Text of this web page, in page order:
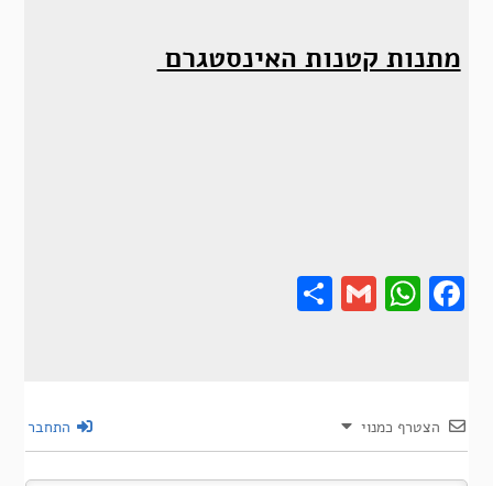
מתנות קטנות האינסטגרם
Gmail
Share
הצטרף כמנוי התחבר